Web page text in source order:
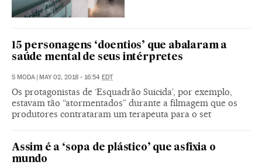
15 personagens ‘doentios’ que abalaram a
saúde mental de seus intérpretes
S MODA | MAY 02, 2018 - 16:54 EDT
Os protagonistas de ‘Esquadrão Suicida’, por exemplo,
estavam tão “atormentados” durante a filmagem que os
produtores contrataram um terapeuta para o set
Assim é a ‘sopa de plástico’ que asfixia o
mundo